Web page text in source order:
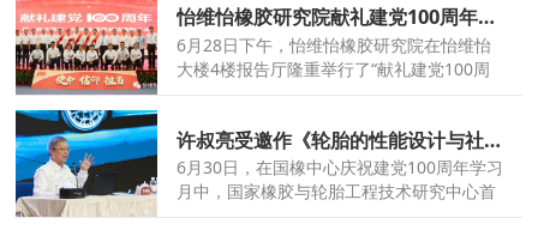
究院联合承办的“历久弥坚，重器乃成”王梦
蛟博士系列专题讲座首次开讲。
怡维怡橡胶研究院献礼建党100周年暨“液体黄金”阶段性成果总结表彰大会隆重举行
6月28日下午，怡维怡橡胶研究院在怡维怡
大楼4楼报告厅隆重举行了“献礼建党100周
许叔亮受邀作《轮胎的性能设计与社会文明》专题讲座
6月30日，在国橡中心庆祝建党100周年学习
月中，国家橡胶与轮胎工程技术研究中心首